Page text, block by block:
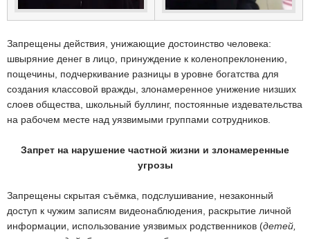
Запрещены действия, унижающие достоинство человека:
швыряние денег в лицо, принуждение к коленопреклонению,
пощечины, подчеркивание разницы в уровне богатства для
создания классовой вражды, злонамеренное унижение низших
слоев общества, школьный буллинг, постоянные издевательства
на рабочем месте над уязвимыми группами сотрудников.
Запрет на нарушение частной жизни и злонамеренные
угрозы
Запрещены скрытая съёмка, подслушивание, незаконный
доступ к чужим записям видеонаблюдения, раскрытие личной
информации, использование уязвимых родственников (детей,